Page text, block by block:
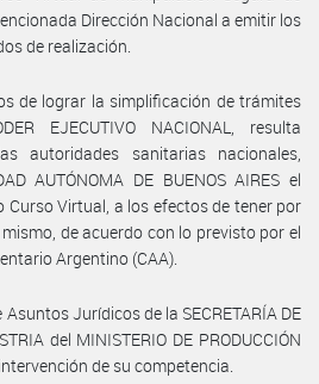
Dirección Nacional a emitir los
de realización.
de lograr la simplificación de trámites
EJECUTIVO NACIONAL, resulta
autoridades sanitarias nacionales,
AUTÓNOMA DE BUENOS AIRES el
Curso Virtual, a los efectos de tener por
de acuerdo con lo previsto por el
Argentino (CAA).
Jurídicos de la SECRETARÍA DE
del MINISTERIO DE PRODUCCIÓN
de su competencia.